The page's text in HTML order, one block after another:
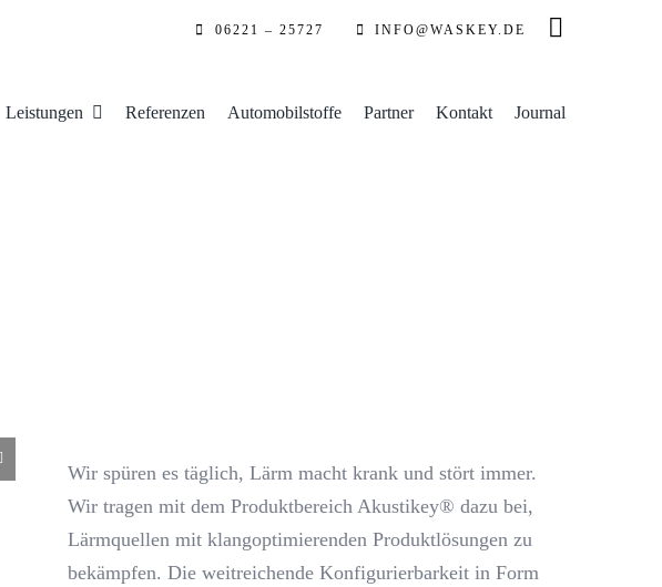
06221 – 25727 INFO@WASKEY.DE
Leistungen Referenzen Automobilstoffe Partner Kontakt Journal
Wir spüren es täglich, Lärm macht krank und stört immer.
Wir tragen mit dem Produktbereich Akustikey® dazu bei,
Lärmquellen mit klangoptimierenden Produktlösungen zu
bekämpfen. Die weitreichende Konfigurierbarkeit in Form